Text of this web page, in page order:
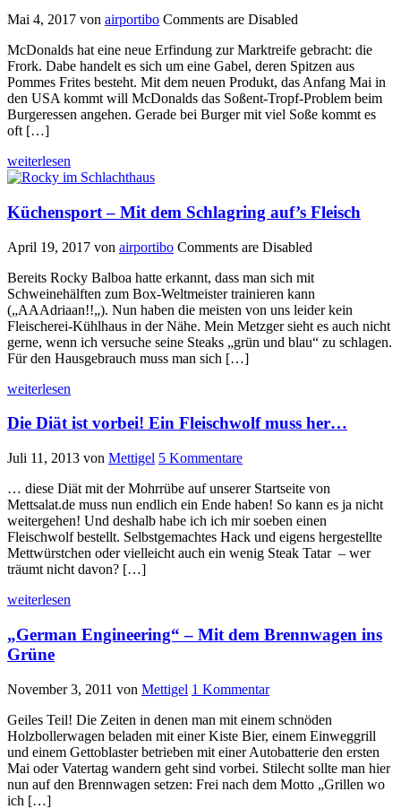
Mai 4, 2017 von airportibo Comments are Disabled
McDonalds hat eine neue Erfindung zur Marktreife gebracht: die
Frork. Dabe handelt es sich um eine Gabel, deren Spitzen aus
Pommes Frites besteht. Mit dem neuen Produkt, das Anfang Mai in
den USA kommt will McDonalds das Soßent-Tropf-Problem beim
Burgeressen angehen. Gerade bei Burger mit viel Soße kommt es
oft […]
weiterlesen
Küchensport – Mit dem Schlagring auf’s Fleisch
April 19, 2017 von airportibo Comments are Disabled
Bereits Rocky Balboa hatte erkannt, dass man sich mit
Schweinehälften zum Box-Weltmeister trainieren kann
(„AAAdriaan!!„). Nun haben die meisten von uns leider kein
Fleischerei-Kühlhaus in der Nähe. Mein Metzger sieht es auch nicht
gerne, wenn ich versuche seine Steaks „grün und blau“ zu schlagen.
Für den Hausgebrauch muss man sich […]
weiterlesen
Die Diät ist vorbei! Ein Fleischwolf muss her…
Juli 11, 2013 von Mettigel 5 Kommentare
… diese Diät mit der Mohrrübe auf unserer Startseite von
Mettsalat.de muss nun endlich ein Ende haben! So kann es ja nicht
weitergehen! Und deshalb habe ich ich mir soeben einen
Fleischwolf bestellt. Selbstgemachtes Hack und eigens hergestellte
Mettwürstchen oder vielleicht auch ein wenig Steak Tatar – wer
träumt nicht davon? […]
weiterlesen
„German Engineering“ – Mit dem Brennwagen ins
Grüne
November 3, 2011 von Mettigel 1 Kommentar
Geiles Teil! Die Zeiten in denen man mit einem schnöden
Holzbollerwagen beladen mit einer Kiste Bier, einem Einweggrill
und einem Gettoblaster betrieben mit einer Autobatterie den ersten
Mai oder Vatertag wandern geht sind vorbei. Stilecht sollte man hier
nun auf den Brennwagen setzen: Frei nach dem Motto „Grillen wo
ich […]